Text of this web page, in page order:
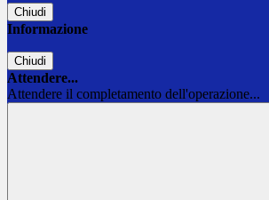
Chiudi
Informazione
Chiudi
Attendere...
Attendere il completamento dell'operazione...